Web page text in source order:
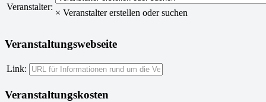
Veranstalter:
× Veranstalter erstellen oder suchen
Veranstaltungswebseite
Link:
Veranstaltungskosten